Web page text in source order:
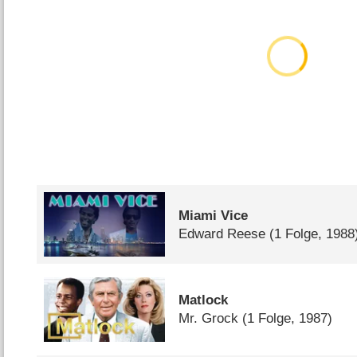
Miami Vice
Edward Reese (1 Folge,
Matlock
Mr. Grock (1 Folge, 1987)